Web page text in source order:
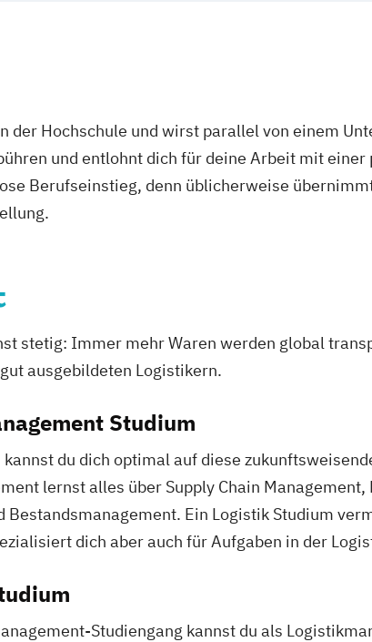
der Hochschule und wirst parallel von einem
und entlohnt dich für deine Arbeit mit
Berufseinstieg, denn üblicherweise
stetig: Immer mehr Waren werden global
ausgebildeten Logistikern.
Studium
du dich optimal auf diese
lernst alles über Supply Chain
Bestandsmanagement. Ein Logistik Studium
dich aber auch für Aufgaben in der
Studiengang kannst du als